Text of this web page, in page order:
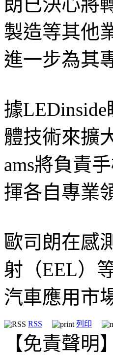
製造等其他
進一步為其
據
體技術來擴
ams將負責
揮各自專業
歐司朗在感
射（EEL）
汽車應用市
RSS 列印
【免責聲明】